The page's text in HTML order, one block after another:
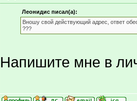
Леонидис писал(а):
Вношу свой действующий адрес, ответ
???
Напишите мне в